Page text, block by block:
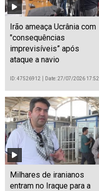
Irão ameaça Ucrânia com
"consequências
imprevisíveis” após
ataque a navio
ID: 47526912 Date: 27/07/2026 17:52
Milhares de iranianos
entram no Iraque para a